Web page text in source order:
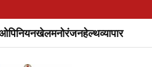
खेलमनोरंजनहेल्थव्यापार